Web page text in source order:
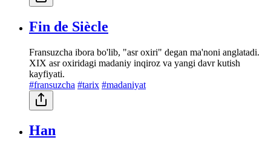
Fin de Siècle
Fransuzcha ibora bo'lib, "asr oxiri" degan ma'noni anglatadi.
XIX asr oxiridagi madaniy inqiroz va yangi davr kutish
kayfiyati.
#fransuzcha #tarix #madaniyat
Han